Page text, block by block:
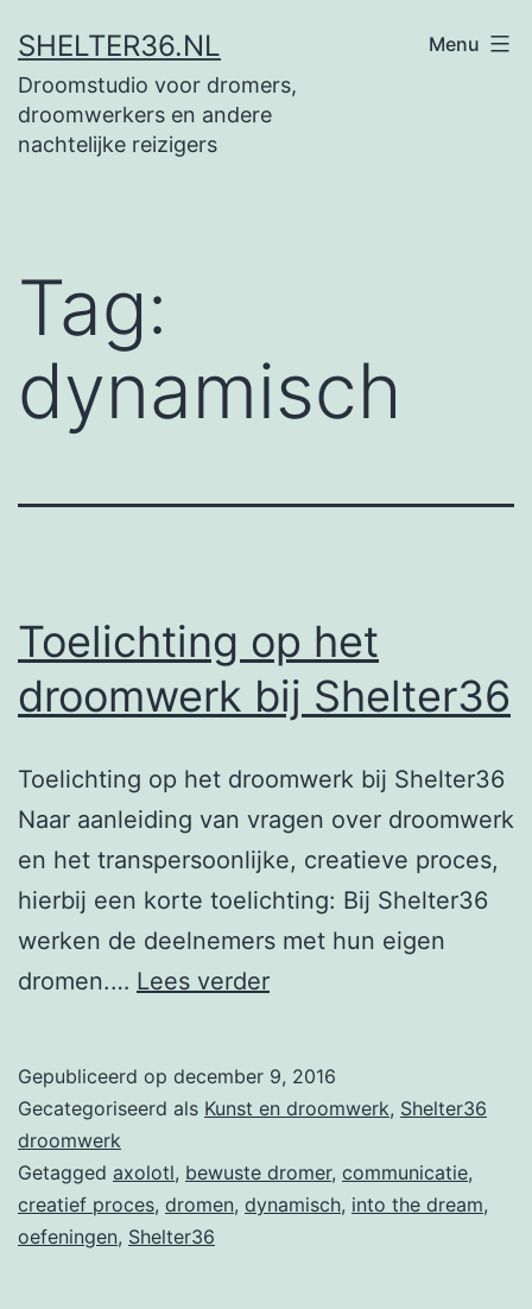
naar
de
inhoud
SHELTER36.NL
Droomstudio voor dromers,
droomwerkers en andere
nachtelijke reizigers
Menu
Tag:
dynamisch
Toelichting op het
droomwerk bij Shelter36
Toelichting op het droomwerk bij Shelter36
Naar aanleiding van vragen over droomwerk
en het transpersoonlijke, creatieve proces,
hierbij een korte toelichting: Bij Shelter36
werken de deelnemers met hun eigen
dromen.… Lees verderToelichting
droomwerk
Shelter36
Gepubliceerd op december 9, 2016
Gecategoriseerd als Kunst en droomwerk, Shelter36
droomwerk
Getagged axolotl, bewuste dromer, communicatie,
creatief proces, dromen, dynamisch, into the dream,
oefeningen, Shelter36